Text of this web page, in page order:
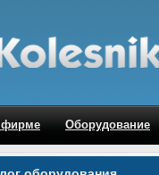
Оборудование